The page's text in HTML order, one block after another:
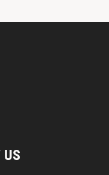
US